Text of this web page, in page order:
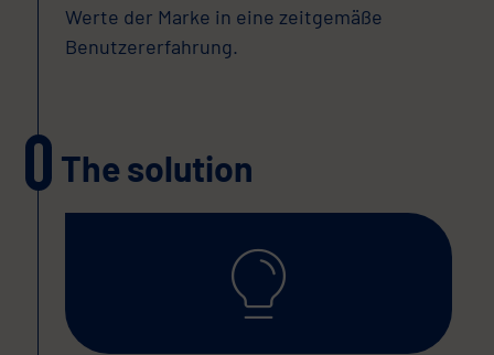
Werte der Marke in eine zeitgemäße
Benutzererfahrung.
The solution